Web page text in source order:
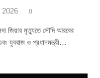
2026 0
জিয়ার মৃত্যুতে সৌদি আরবের
যুবরাজ ও প্রধানমন্ত্রী…